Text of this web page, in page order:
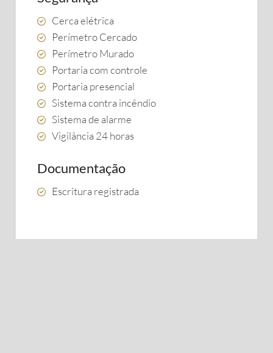
Cerca elétrica
Perímetro Cercado
Perímetro Murado
Portaria com controle
Portaria presencial
Sistema contra incêndio
Sistema de alarme
Vigilância 24 horas
Documentação
Escritura registrada